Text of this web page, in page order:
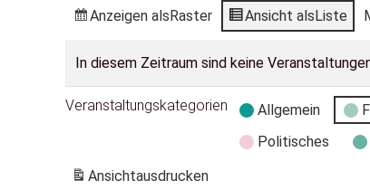
Anzeigen alsRaster Ansicht alsListe
In diesem Zeitraum sind keine
Veranstaltungskategorien Allgemein
Politisches
Ansichtausdrucken